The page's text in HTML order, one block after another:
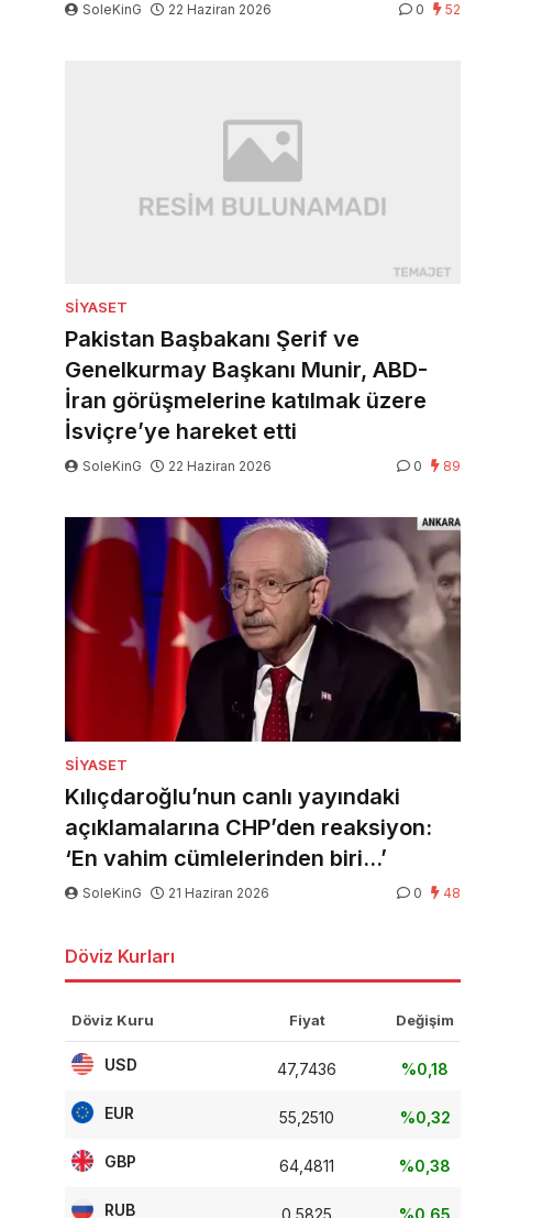
SoleKinG 22 Haziran 2026 0 52
SIYASET
Pakistan Başbakanı Şerif ve
Genelkurmay Başkanı Munir, ABD-
İran görüşmelerine katılmak üzere
İsviçre’ye hareket etti
SoleKinG 22 Haziran 2026 0 89
SIYASET
Kılıçdaroğlu’nun canlı yayındaki
açıklamalarına CHP’den reaksiyon:
‘En vahim cümlelerinden biri…’
SoleKinG 21 Haziran 2026 0 48
Döviz Kurları
Döviz Kuru Fiyat Değişim
USD 47,7436 %0,18
EUR 55,2510 %0,32
GBP 64,4811 %0,38
RUB 0,5825 %0,65